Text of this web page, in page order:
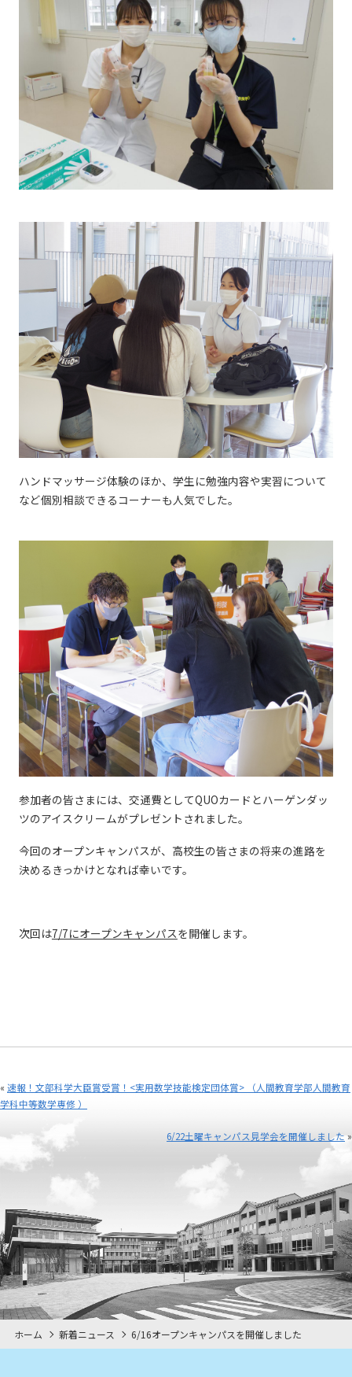
ハンドマッサージ体験のほか、学生に勉強内容や実習について
など個別相談できるコーナーも人気でした。
参加者の皆さまには、交通費としてQUOカードとハーゲンダッ
ツのアイスクリームがプレゼントされました。
今回のオープンキャンパスが、高校生の皆さまの将来の進路を
決めるきっかけとなれば幸いです。
次回は7/7にオープンキャンパスを開催します。
« 速報！文部科学大臣賞受賞！<実用数学技能検定団体賞> （人間教育学部人間教育
学科中等数学専修 ）
6/22土曜キャンパス見学会を開催しました »
ホーム 新着ニュース 6/16オープンキャンパスを開催しました